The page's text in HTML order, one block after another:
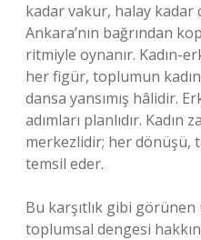
kadar vakur, halay kadar
Ankara’nın bağrından
ritmiyle oynanır. Kadın-
her figür, toplumun
dansa yansımış hâlidir.
adımları planlıdır.
merkezlidir; her dönüşü,
temsil eder.
Bu karşıtlık gibi görünen
toplumsal dengesi